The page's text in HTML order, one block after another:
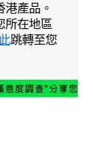
港產品。
所在地區
跳轉至您